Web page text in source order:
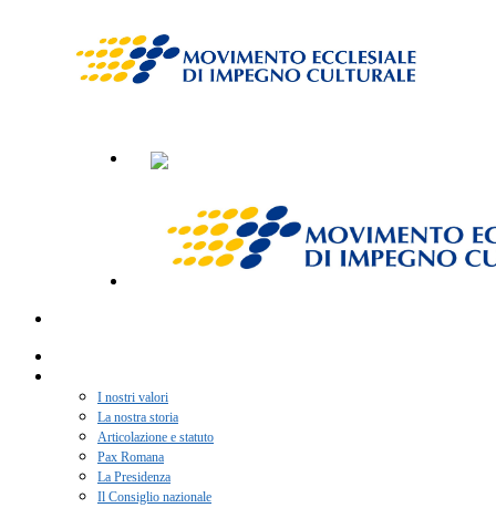
I nostri valori
La nostra storia
Articolazione e statuto
Pax Romana
La Presidenza
Il Consiglio nazionale